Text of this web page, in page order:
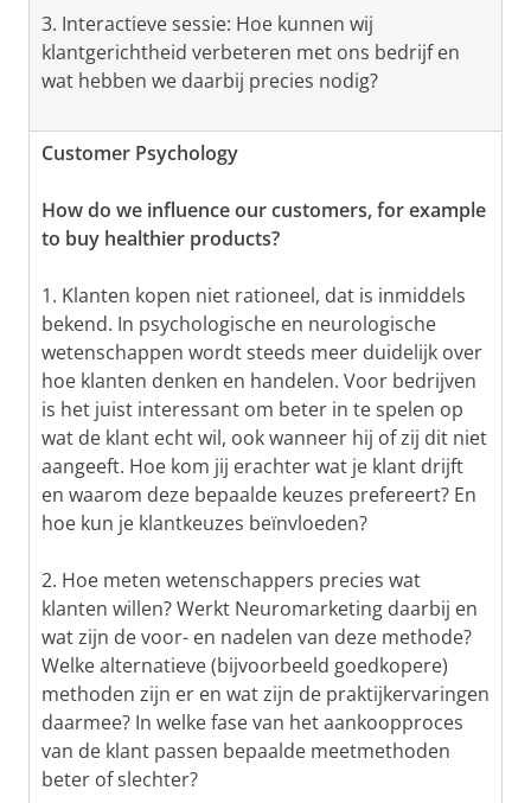
3. Interactieve sessie: Hoe kunnen wij
klantgerichtheid verbeteren met ons bedrijf en
wat hebben we daarbij precies nodig?
Customer Psychology
How do we influence our customers, for example
to buy healthier products?
1. Klanten kopen niet rationeel, dat is inmiddels
bekend. In psychologische en neurologische
wetenschappen wordt steeds meer duidelijk over
hoe klanten denken en handelen. Voor bedrijven
is het juist interessant om beter in te spelen op
wat de klant echt wil, ook wanneer hij of zij dit niet
aangeeft. Hoe kom jij erachter wat je klant drijft
en waarom deze bepaalde keuzes prefereert? En
hoe kun je klantkeuzes beïnvloeden?
2. Hoe meten wetenschappers precies wat
klanten willen? Werkt Neuromarketing daarbij en
wat zijn de voor- en nadelen van deze methode?
Welke alternatieve (bijvoorbeeld goedkopere)
methoden zijn er en wat zijn de praktijkervaringen
daarmee? In welke fase van het aankoopproces
van de klant passen bepaalde meetmethoden
beter of slechter?